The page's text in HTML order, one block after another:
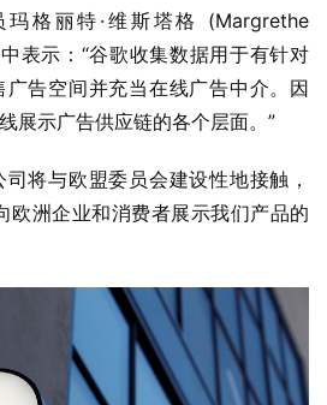
格丽特·维斯塔格 (Margrethe
表示：“谷歌收集数据用于有针对
告空间并充当在线广告中介。因
展示广告供应链的各个层面。”
将与欧盟委员会建设性地接触，
欧洲企业和消费者展示我们产品的